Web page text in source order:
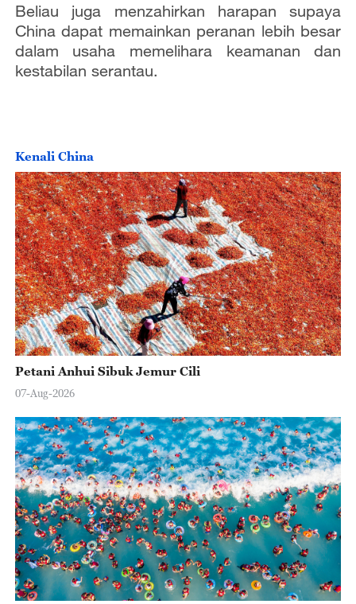
Beliau juga menzahirkan harapan supaya
China dapat memainkan peranan lebih besar
dalam usaha memelihara keamanan dan
kestabilan serantau.
Kenali China
Petani Anhui Sibuk Jemur Cili
07-Aug-2026